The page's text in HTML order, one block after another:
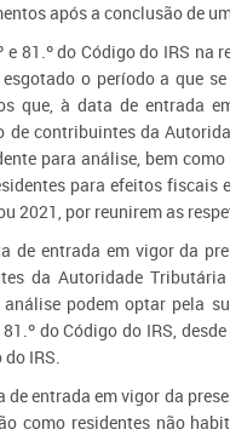
após a conclusão de
e 81.º do Código do IRS
o período a que
que, à data de entrada
de contribuintes da
para análise, bem
para efeitos
2021, por reunirem as
de entrada em vigor da
da Autoridade
podem optar pela
do Código do IRS,
IRS.
entrada em vigor da
como residentes não